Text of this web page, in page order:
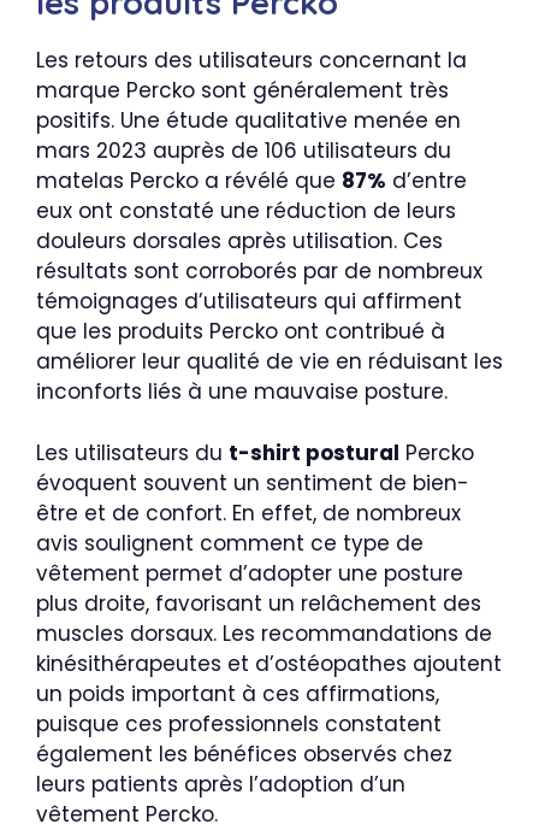
Les retours des utilisateurs concernant la
marque Percko sont généralement très
positifs. Une étude qualitative menée en
mars 2023 auprès de 106 utilisateurs du
matelas Percko a révélé que 87% d’entre
eux ont constaté une réduction de leurs
douleurs dorsales après utilisation. Ces
résultats sont corroborés par de nombreux
témoignages d’utilisateurs qui affirment
que les produits Percko ont contribué à
améliorer leur qualité de vie en réduisant les
inconforts liés à une mauvaise posture.
Les utilisateurs du t-shirt postural Percko
évoquent souvent un sentiment de bien-
être et de confort. En effet, de nombreux
avis soulignent comment ce type de
vêtement permet d’adopter une posture
plus droite, favorisant un relâchement des
muscles dorsaux. Les recommandations de
kinésithérapeutes et d’ostéopathes ajoutent
un poids important à ces affirmations,
puisque ces professionnels constatent
également les bénéfices observés chez
leurs patients après l’adoption d’un
vêtement Percko.